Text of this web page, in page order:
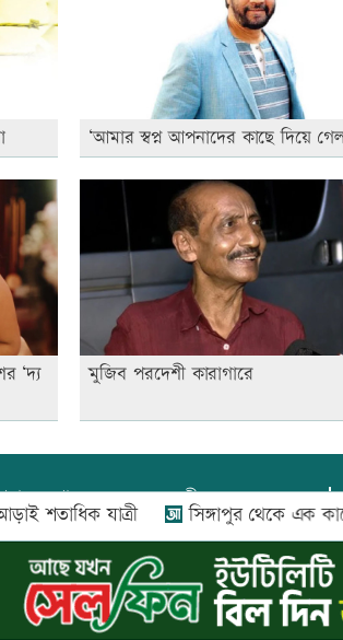
‘আমার স্বপ্ন আপনাদের কাছে দিয়ে
‘দ্য
মুজিব পরদেশী কারাগারে
সম্পাদক:আফজাল বারী
আফরিন কর্তৃক সম্পাদিত ও প্রকাশিত
৬ষ্ঠতলা, আল রাজী কমপ্লেক্স, ১৬৬-১৬৭
ইসলাম সরণি, পুরানা পল্টন, ঢাকা-১০০০
যাত্রী সিঙ্গাপুর থেকে এক